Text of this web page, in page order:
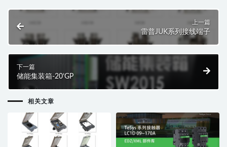
上一篇
雷普JUK系列接线端子
下一篇
储能集装箱-20’GP
相关文章